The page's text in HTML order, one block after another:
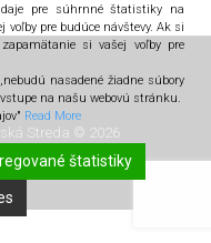
Streda © 2026
pre súhrnné štatistiky na
pre budúce návštevy. Ak si
si vašej voľby pre
nasadené žiadne súbory
na našu webovú stránku.
Read More
štatistiky